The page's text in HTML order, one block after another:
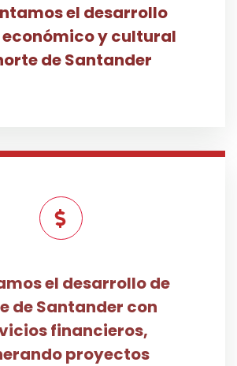
el desarrollo
y cultural
de Santander
el desarrollo de
de Santander con
financieros,
proyectos